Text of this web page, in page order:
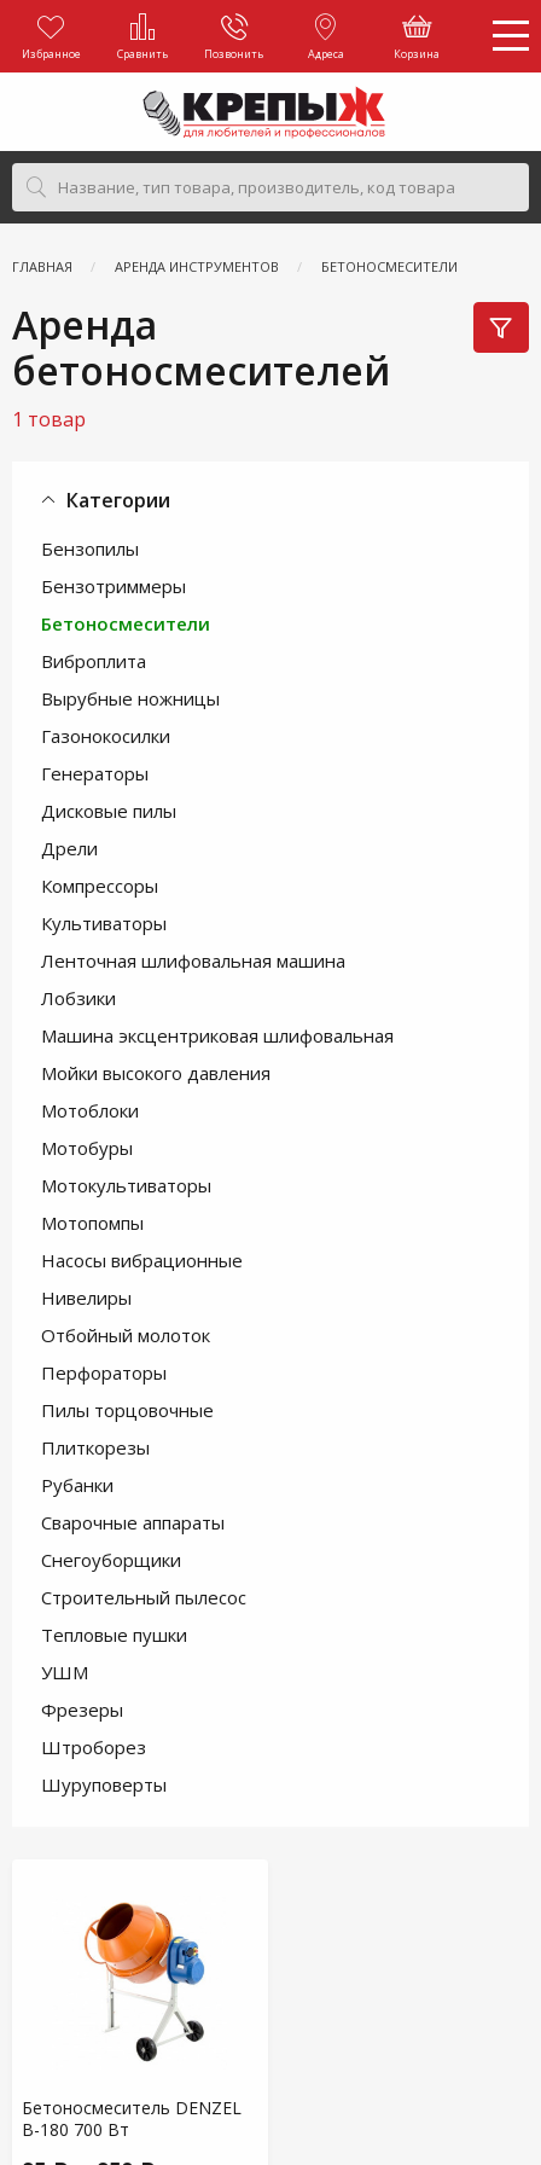
Избранное Сравнить Позвонить Адреса Корзина
ГЛАВНАЯ АРЕНДА ИНСТРУМЕНТОВ БЕТОНОСМЕСИТЕЛИ
Аренда
бетоносмесителей
1 товар
Категории
Бензопилы
Бензотриммеры
Бетоносмесители
Виброплита
Вырубные ножницы
Газонокосилки
Генераторы
Дисковые пилы
Дрели
Компрессоры
Культиваторы
Ленточная шлифовальная машина
Лобзики
Машина эксцентриковая шлифовальная
Мойки высокого давления
Мотоблоки
Мотобуры
Мотокультиваторы
Мотопомпы
Насосы вибрационные
Нивелиры
Отбойный молоток
Перфораторы
Пилы торцовочные
Плиткорезы
Рубанки
Сварочные аппараты
Снегоуборщики
Строительный пылесос
Тепловые пушки
УШМ
Фрезеры
Штроборез
Шуруповерты
Бетоносмеситель DENZEL
B-180 700 Вт